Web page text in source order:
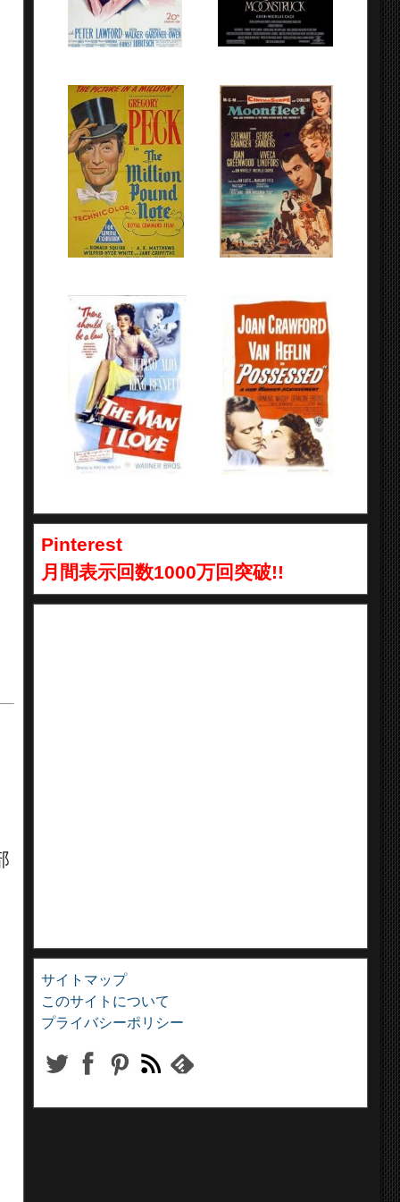
Pinterest
月間表示回数1000万回突破!!
サイトマップ
このサイトについて
プライバシーポリシー